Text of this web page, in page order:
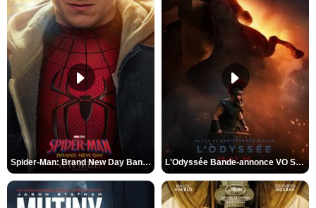
Spider-Man: Brand New Day Bande-annonce VO STFR L'Odyssée Bande-annonce VO STFR